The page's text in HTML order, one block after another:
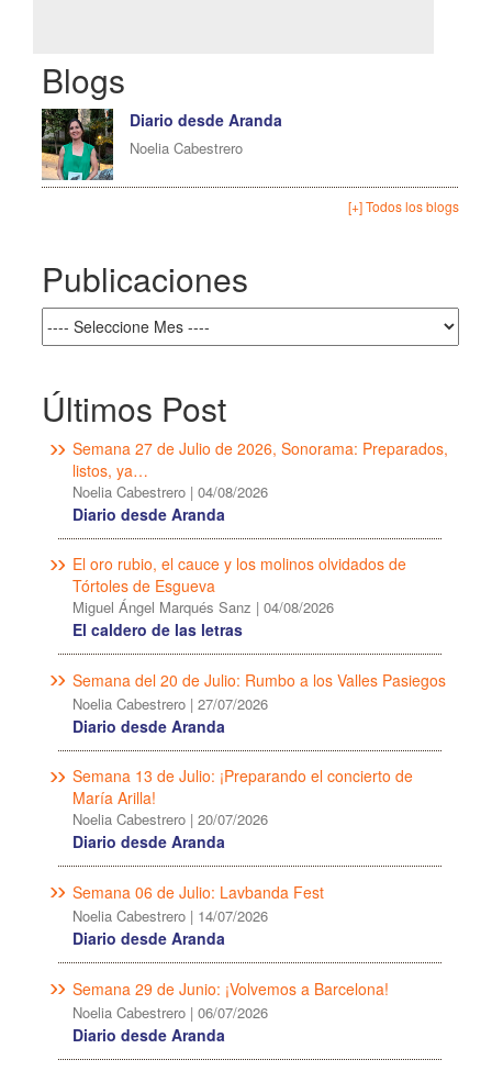
Blogs
Diario desde Aranda
Noelia Cabestrero
[+] Todos los blogs
Publicaciones
Últimos Post
Semana 27 de Julio de 2026, Sonorama: Preparados,
listos, ya…
Noelia Cabestrero | 04/08/2026
Diario desde Aranda
El oro rubio, el cauce y los molinos olvidados de
Tórtoles de Esgueva
Miguel Ángel Marqués Sanz | 04/08/2026
El caldero de las letras
Semana del 20 de Julio: Rumbo a los Valles Pasiegos
Noelia Cabestrero | 27/07/2026
Diario desde Aranda
Semana 13 de Julio: ¡Preparando el concierto de
María Arilla!
Noelia Cabestrero | 20/07/2026
Diario desde Aranda
Semana 06 de Julio: Lavbanda Fest
Noelia Cabestrero | 14/07/2026
Diario desde Aranda
Semana 29 de Junio: ¡Volvemos a Barcelona!
Noelia Cabestrero | 06/07/2026
Diario desde Aranda